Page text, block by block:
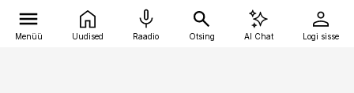
Menüü Uudised Raadio Otsing AI Chat Logi sisse